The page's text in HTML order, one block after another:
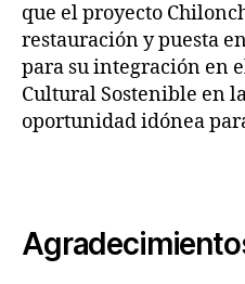
que el proyecto
restauración y puesta
para su integración en
Cultural Sostenible en
oportunidad idónea